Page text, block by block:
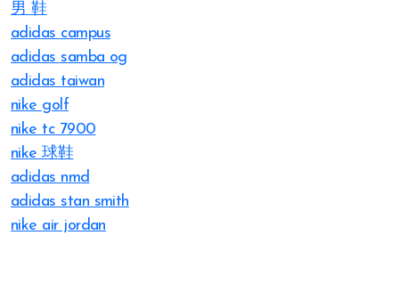
男 鞋
adidas campus
adidas samba og
adidas taiwan
nike golf
nike tc 7900
nike 球鞋
adidas nmd
adidas stan smith
nike air jordan